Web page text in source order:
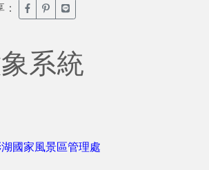
： 臉書分享(另開新視窗)
噗浪分享(另開新視窗)
Line分享(另開新視窗)
系統
國家風景區管理處